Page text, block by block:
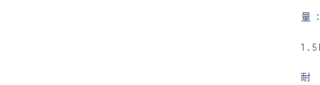
量
耐